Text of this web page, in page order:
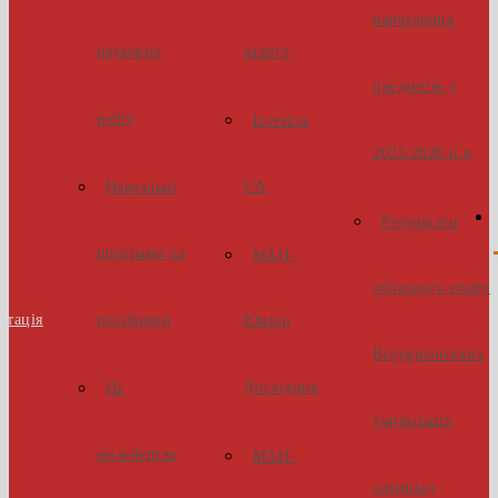
наукових
робіт
Навчальні
програми та
посібники
На
мольбертах
захист
Inventor
UA
МАН-
Юніор
Дослідник
МАН-
навчальних
предметів у
2025/2026 н.р
Результати
обласного етапу
Всеукраїнських
учнівських
олімпіад